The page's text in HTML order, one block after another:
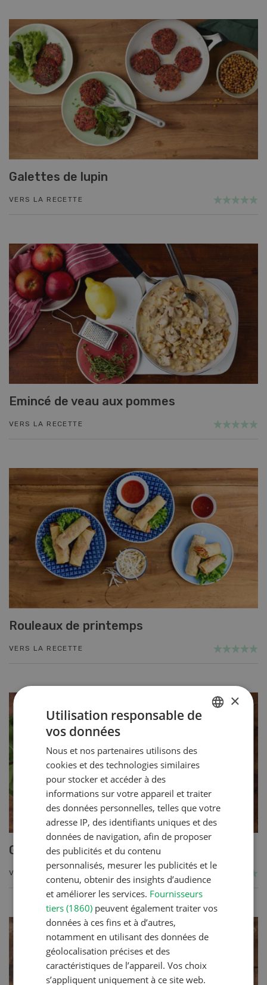
Galettes de lupin
VERS LA RECETTE
Emincé de veau aux pommes
VERS LA RECETTE
Rouleaux de printemps
VERS LA RECETTE
Gratin de céréales et légumes
VERS LA RECETTE
×
Utilisation responsable de
vos données
Nous et nos partenaires utilisons des
cookies et des technologies similaires
pour stocker et accéder à des
informations sur votre appareil et traiter
des données personnelles, telles que votre
adresse IP, des identifiants uniques et des
données de navigation, afin de proposer
des publicités et du contenu
personnalisés, mesurer les publicités et le
contenu, obtenir des insights d’audience
et améliorer les services. Fournisseurs
tiers (1860) peuvent également traiter vos
données à ces fins et à d’autres,
notamment en utilisant des données de
géolocalisation précises et des
caractéristiques de l’appareil. Vos choix
s’appliquent uniquement à ce site web.